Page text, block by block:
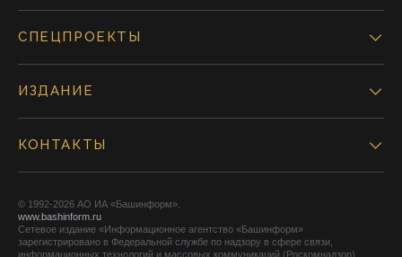
СПЕЦПРОЕКТЫ
ИЗДАНИЕ
КОНТАКТЫ
© 1992-2026 АО ИА «Башинформ».
www.bashinform.ru
Сетевое издание «Информационное агентство «Башинформ»
зарегистрировано в Федеральной службе по надзору в сфере связи,
информационных технологий и массовых коммуникаций (Роскомнадзор),